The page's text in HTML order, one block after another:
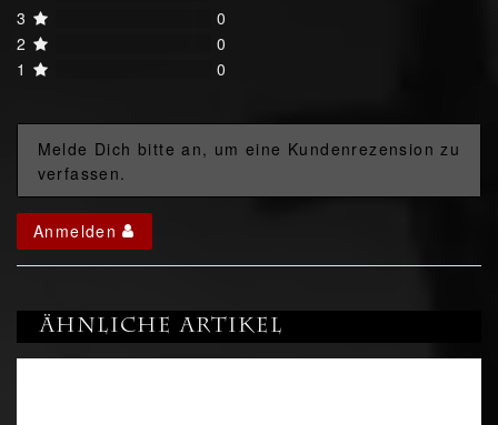
3
0
2
0
1
0
Melde Dich bitte an, um eine Kundenrezension zu
verfassen.
Anmelden
Ähnliche Artikel